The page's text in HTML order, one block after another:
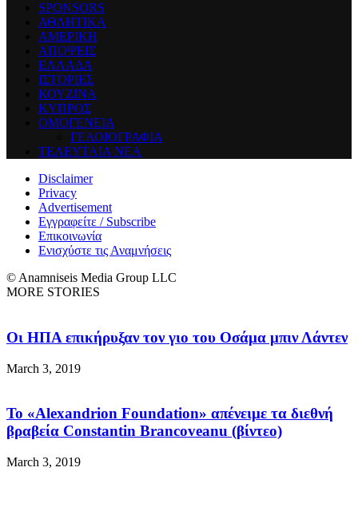
SPONSORS
ΑΘΛΗΤΙΚΑ
ΑΜΕΡΙΚΗ
ΑΠΟΨΕΙΣ
ΕΛΛΑΔΑ
ΙΣΤΟΡΙΕΣ
ΚΟΥΖΙΝΑ
ΚΥΠΡΟΣ
ΟΜΟΓΕΝΕΙΑ
ΓΕΛΟΙΟΓΡΑΦΙΑ
ΤΕΛΕΥΤΑΙΑ ΝΕΑ
Disclaimer
Privacy
Advertisement
Εγγραφείτε / Subscribe
Επικοινωνία
Ενισχύστε τις Αναμνήσεις
© Anamniseis Media Group LLC
MORE STORIES
Οι ΗΠΑ επικήρυξαν τον γιο του Οσάμα μπιν Λάντεν
March 3, 2019
Το «Alexandrion Foundation» απένειμε τα διεθνή
βραβεία Constantin Brancoveanu (βίντεο)
March 3, 2019